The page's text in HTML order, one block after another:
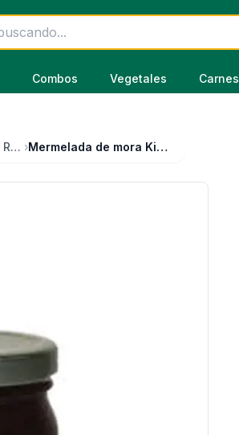
Combos Vegetales Carnes
Galletas, Golosinas y Repostería › Mermelada de mora Kiero 230 gramos